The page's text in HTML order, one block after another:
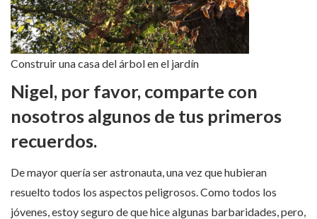
Construir una casa del árbol en el jardín
Nigel, por favor, comparte con
nosotros algunos de tus primeros
recuerdos.
De mayor quería ser astronauta, una vez que hubieran
resuelto todos los aspectos peligrosos. Como todos los
jóvenes, estoy seguro de que hice algunas barbaridades, pero,